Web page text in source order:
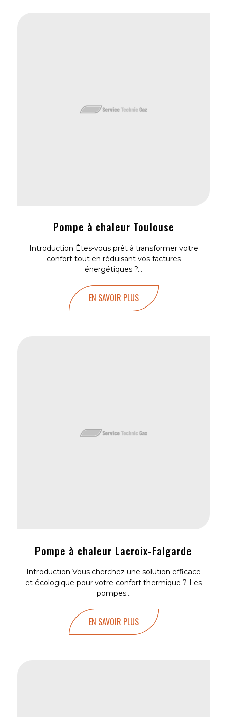
Pompe à chaleur Toulouse
Introduction Êtes-vous prêt à transformer votre
confort tout en réduisant vos factures
énergétiques ?...
EN SAVOIR PLUS
Pompe à chaleur Lacroix-Falgarde
Introduction Vous cherchez une solution efficace
et écologique pour votre confort thermique ? Les
pompes...
EN SAVOIR PLUS